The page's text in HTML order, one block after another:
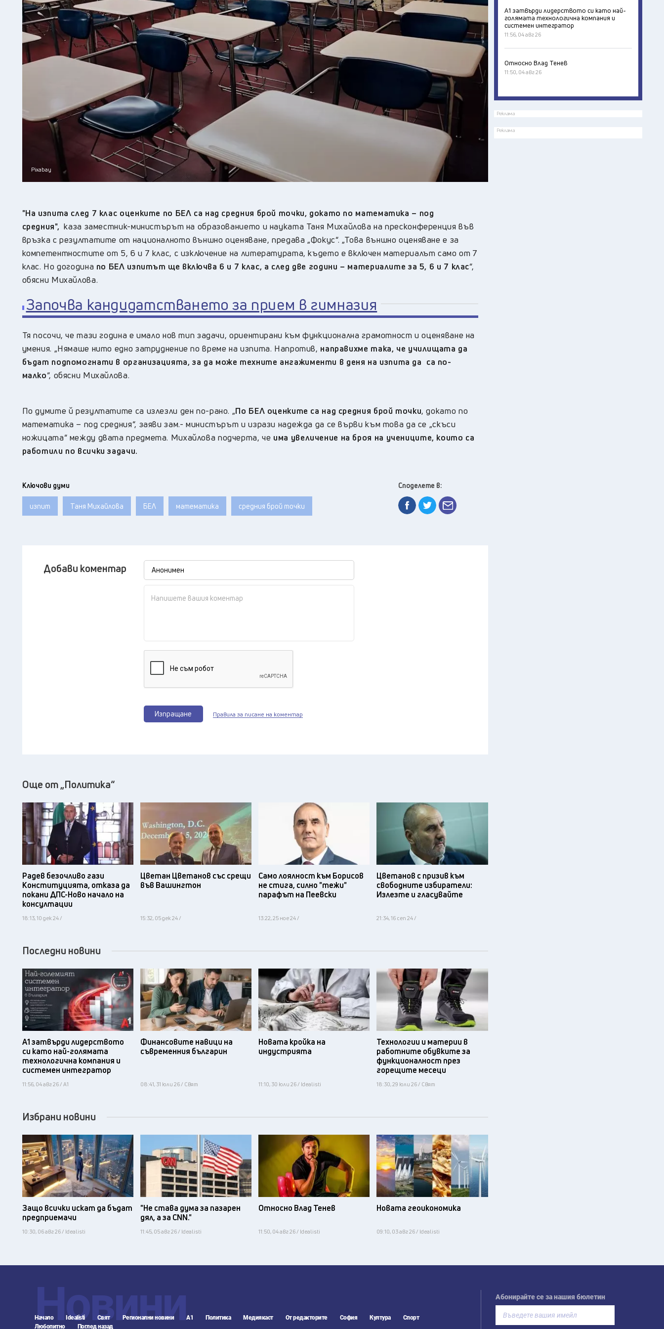
Плевен 34°C
Пловдив, 33°C
Разград , 30
Русе, 32 °C
Силистра, 31
Сливен 28 °C
Смолян, 24°C
София
Шумен 28
Ямбол, 29 °C
Pixabay
"На изпита след 7 клас оценките по БЕЛ са над средния брой точки, докато по математика – под
средния", каза заместник-министърът на образованието и науката Таня Михайлова на пресконференция във
връзка с резултатите от националното външно оценяване, предава „Фокус“. „Това външно оценяване е за
компетентностите от 5, 6 и 7 клас, с изключение на литературата, където е включен материалът само от 7
клас. Но догодина по БЕЛ изпитът ще включва 6 и 7 клас, а след две години – материалите за 5, 6 и 7 клас“,
обясни Михайлова.
Започва кандидатстването за прием в гимназия
Тя посочи, че тази година е имало нов тип задачи, ориентирани към функционална грамотност и оценяване на
умения. „Нямаше нито едно затруднение по време на изпита. Напротив, направихме така, че училищата да
бъдат подпомогнати в организацията, за да може техните ангажименти в деня на изпита да са по-
малко“, обясни Михайлова.
По думите й резултатите са излезли ден по-рано. „По БЕЛ оценките са над средния брой точки, докато по
математика – под средния“, заяви зам.- министърът и изрази надежда да се върви към това да се „скъси
ножицата“ между двата предмета. Михайлова подчерта, че има увеличение на броя на учениците, които са
работили по всички задачи.
Ключови думи
изпит Таня Михайлова БЕЛ математика средния брой точки
Споделете в:
Добави коментар
Изпращане Правила за писане на коментар
Още от „Политика“
Радев безочливо гази
Конституцията, отказа да
покани ДПС-Ново начало на
консултации
18:13, 10 дек 24 /
Цветан Цветанов със срещи
във Вашингтон
15:32, 05 дек 24 /
Само лоялност към Борисов
не стига, силно "тежи"
парафът на Пеевски
13:22, 25 ное 24 /
Цветанов с призив към
свободните избиратели:
Излезте и гласувайте
21:34, 16 сеп 24 /
Последни новини
А1 затвърди лидерството
си като най-голямата
технологична компания и
системен интегратор
11:56, 04 авг 26 / А1
Финансовите навици на
съвременния българин
08:41, 31 юли 26 / Свят
Новата кройка на
индустрията
11:10, 30 юли 26 / Idealisti
Технологии и материи в
работните обувките за
функционалност през
горещите месеци
18:30, 29 юли 26 / Свят
Избрани новини
Защо всички искат да бъдат
предприемачи
10:30, 06 авг 26 / Idealisti
"Не става дума за пазарен
дял, а за CNN."
11:45, 05 авг 26 / Idealisti
Относно Влад Тенев
11:50, 04 авг 26 / Idealisti
Новата геоикономика
09:10, 03 авг 26 / Idealisti
А1 затвърди лидерството си като най-
голямата технологична компания и
системен интегратор
11:56, 04 авг 26
Относно Влад Тенев
11:50, 04 авг 26
Реклама
Реклама
Новини
Начало Idealisti Свят Регионални новини А1 Политика Медиякаст От редакторите София Култура
Спорт
Любопитно
Поглед назад
Абонирайте се за нашия бюлетин